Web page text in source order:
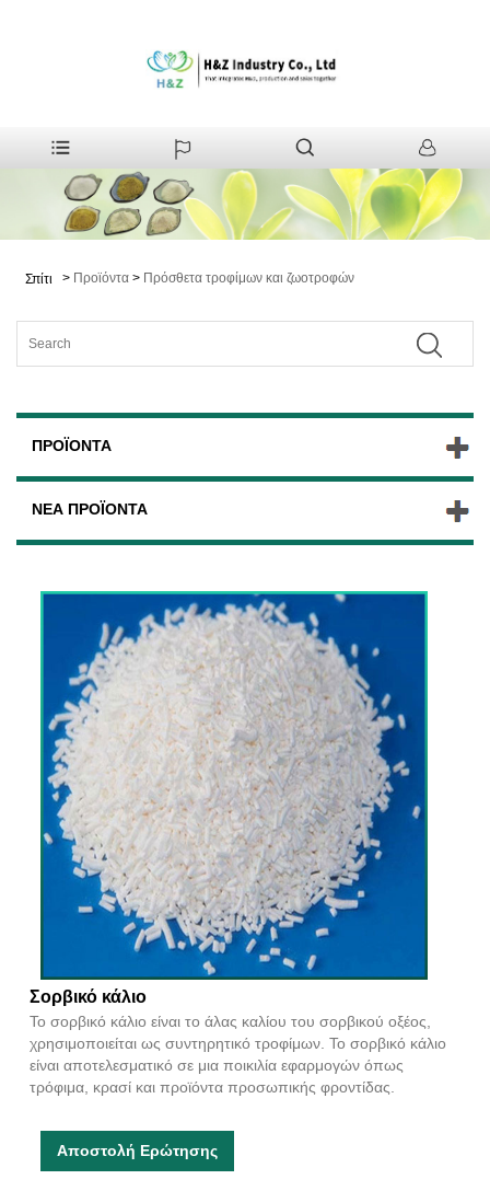
Σπίτι > Προϊόντα > Πρόσθετα τροφίμων και ζωοτροφών
ΠΡΟΪΌΝΤΑ
ΝΈΑ ΠΡΟΪΌΝΤΑ
Σορβικό κάλιο
Το σορβικό κάλιο είναι το άλας καλίου του σορβικού οξέος,
χρησιμοποιείται ως συντηρητικό τροφίμων. Το σορβικό κάλιο
είναι αποτελεσματικό σε μια ποικιλία εφαρμογών όπως
τρόφιμα, κρασί και προϊόντα προσωπικής φροντίδας.
Αποστολή Ερώτησης